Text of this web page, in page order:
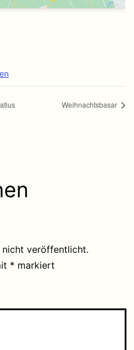
Weihnachtsbasar
nicht veröffentlicht.
* markiert